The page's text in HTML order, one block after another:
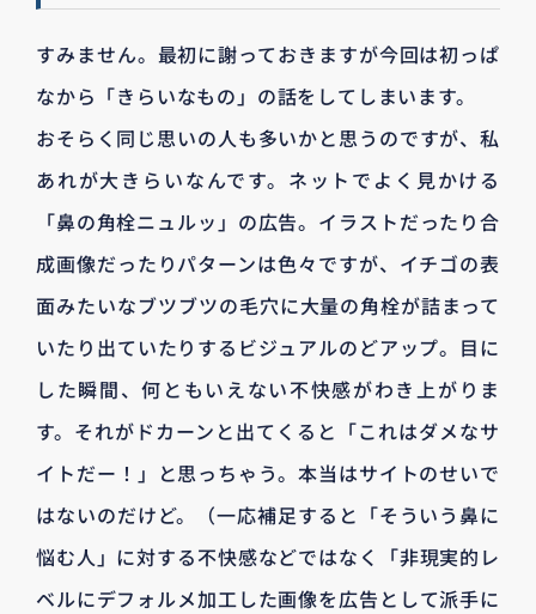
すみません。最初に謝っておきますが今回は初っぱ
なから「きらいなもの」の話をしてしまいます。
おそらく同じ思いの人も多いかと思うのですが、私
あれが大きらいなんです。ネットでよく見かける
「鼻の角栓ニュルッ」の広告。イラストだったり合
成画像だったりパターンは色々ですが、イチゴの表
面みたいなブツブツの毛穴に大量の角栓が詰まって
いたり出ていたりするビジュアルのどアップ。目に
した瞬間、何ともいえない不快感がわき上がりま
す。それがドカーンと出てくると「これはダメなサ
イトだー！」と思っちゃう。本当はサイトのせいで
はないのだけど。（一応補足すると「そういう鼻に
悩む人」に対する不快感などではなく「非現実的レ
ベルにデフォルメ加工した画像を広告として派手に